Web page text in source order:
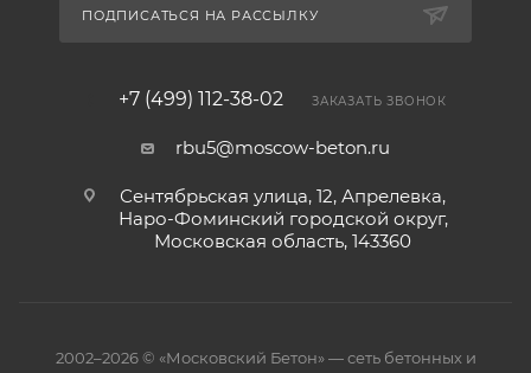
ПОДПИСАТЬСЯ НА РАССЫЛКУ
+7 (499) 112-38-02 ЗАКАЗАТЬ ЗВОНОК
rbu5@moscow-beton.ru
Сентябрьская улица, 12, Апрелевка,
Наро-Фоминский городской округ,
Московская область, 143360
2002–2026 © «Московский Бетон» — сеть бетонных и